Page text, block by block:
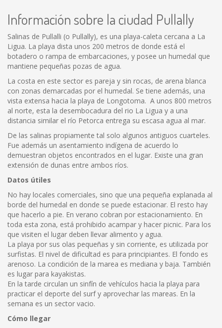
Información sobre la ciudad Pullally
Salinas de Pullalli (o Pullally), es una playa-caleta cercana a La
Ligua. La playa dista unos 200 metros de donde está el
botadero o rampa de embarcaciones, y posee un humedal que
mantiene pequeñas pozas de agua.
La costa en este sector es pareja y sin rocas, de arena blanca
con zonas demarcadas por el humedal. Se tiene además, una
vista extensa hacia la playa de Longotoma. A unos 800 metros
al norte, esta la desembocadura del rio La Ligua y a una
distancia similar el río Petorca entrega su escasa agua al mar.
De las salinas propiamente tal solo algunos antiguos cuarteles.
Fue además un asentamiento indígena de acuerdo lo
demuestran objetos encontrados en el lugar. Existe una gran
extensión de dunas entre ambos ríos.
Datos útiles
No hay locales comerciales, sino que una pequeña explanada al
borde del humedal en donde se puede estacionar. El resto hay
que hacerlo a pie. En verano cobran por estacionamiento. En
toda esta zona, está prohibido acampar y hacer picnic. Para los
que visiten el lugar deben llevar alimento y agua.
La playa por sus olas pequeñas y sin corriente, es utilizada por
surfistas. El nivel de dificultad es para principiantes. El fondo es
arenoso. La condición de la marea es mediana y baja. También
es lugar para kayakistas.
En la tarde circulan un sinfín de vehículos hacia la playa para
practicar el deporte del surf y aprovechar las mareas. En la
semana es un sector vacio.
Cómo llegar